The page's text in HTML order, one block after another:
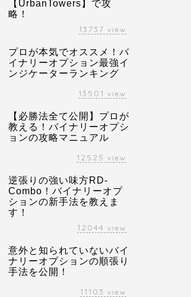
【UrbanTowers】で攻
略！
13737 view
プロが本気でオススメ！バ
イナリーオプション最強イ
ンジケーターランキング
13501 view
【必勝法全て公開】プロが
教える！バイナリーオプシ
ョンの攻略マニュアル
12525 view
逆張りの強い味方RD-
Combo！バイナリーオプ
ションの新手法を教えま
す！
12044 view
意外と知られていないバイ
ナリーオプションの順張り
手法を公開！
11103 view